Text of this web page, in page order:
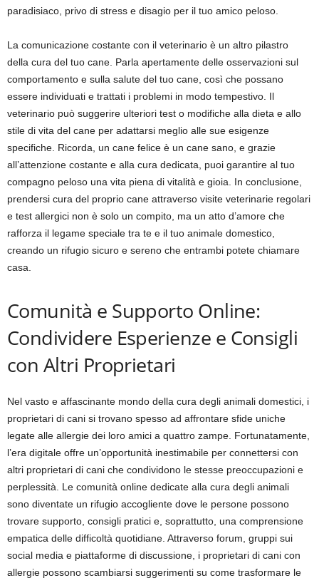
paradisiaco, privo di stress e disagio per il tuo amico peloso.
La comunicazione costante con il veterinario è un altro pilastro
della cura del tuo cane. Parla apertamente delle osservazioni sul
comportamento e sulla salute del tuo cane, così che possano
essere individuati e trattati i problemi in modo tempestivo. Il
veterinario può suggerire ulteriori test o modifiche alla dieta e allo
stile di vita del cane per adattarsi meglio alle sue esigenze
specifiche. Ricorda, un cane felice è un cane sano, e grazie
all’attenzione costante e alla cura dedicata, puoi garantire al tuo
compagno peloso una vita piena di vitalità e gioia. In conclusione,
prendersi cura del proprio cane attraverso visite veterinarie regolari
e test allergici non è solo un compito, ma un atto d’amore che
rafforza il legame speciale tra te e il tuo animale domestico,
creando un rifugio sicuro e sereno che entrambi potete chiamare
casa.
Comunità e Supporto Online:
Condividere Esperienze e Consigli
con Altri Proprietari
Nel vasto e affascinante mondo della cura degli animali domestici, i
proprietari di cani si trovano spesso ad affrontare sfide uniche
legate alle allergie dei loro amici a quattro zampe. Fortunatamente,
l’era digitale offre un’opportunità inestimabile per connettersi con
altri proprietari di cani che condividono le stesse preoccupazioni e
perplessità. Le comunità online dedicate alla cura degli animali
sono diventate un rifugio accogliente dove le persone possono
trovare supporto, consigli pratici e, soprattutto, una comprensione
empatica delle difficoltà quotidiane. Attraverso forum, gruppi sui
social media e piattaforme di discussione, i proprietari di cani con
allergie possono scambiarsi suggerimenti su come trasformare le